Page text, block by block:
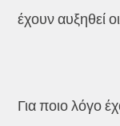
έχουν αυξηθεί
Για ποιο λόγο